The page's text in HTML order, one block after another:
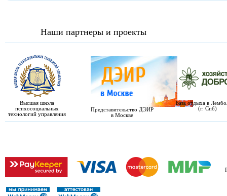
Наши партнеры и проекты
Высшая школа
психосоциальных
технологий управления
Представительство ДЭИР
в Москве
База отдыха в
(г. Спб)